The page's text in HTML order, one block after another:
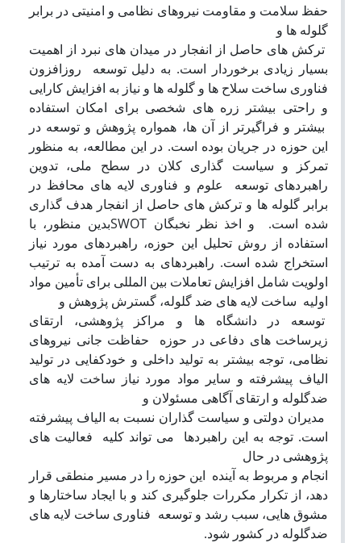
حفظ سلامت و مقاومت نیروهای نظامی و امنیتی در برابر
گلوله ها و
ترکش های حاصل از انفجار در میدان های نبرد از اهمیت
بسیار زیادی برخوردار است. به دلیل توسعه روزافزون
فناوری ساخت سلاح ها و گلوله ها و نیاز به افزایش کارایی
و راحتی بیشتر زره های شخصی برای امکان استفاده
بیشتر و فراگیرتر از آن ها، همواره پژوهش و توسعه در
این حوزه در جریان بوده است. در این مطالعه، به منظور
تمرکز و سیاست گذاری کلان در سطح ملی، تدوین
راهبردهای توسعه علوم و فناوری لایه های محافظ در
برابر گلوله ها و ترکش های حاصل از انفجار هدف گذاری
شده است. و اخذ نظر نخبگان SWOTبدین منظور، با
استفاده از روش تحلیل این حوزه، راهبردهای مورد نیاز
استخراج شده است. راهبردهای به دست آمده به ترتیب
اولویت شامل افزایش تعاملات بین المللی برای تأمین مواد
اولیه ساخت لایه های ضد گلوله، گسترش پژوهش و
توسعه در دانشگاه ها و مراکز پژوهشی، ارتقای
زیرساخت های دفاعی در حوزه حفاظت جانی نیروهای
نظامی، توجه بیشتر به تولید داخلی و خودکفایی در تولید
الیاف پیشرفته و سایر مواد مورد نیاز ساخت لایه های
ضدگلوله و ارتقای آگاهی مسئولان و
مدیران دولتی و سیاست گذاران نسبت به الیاف پیشرفته
است. توجه به این راهبردها می تواند کلیه فعالیت های
پژوهشی در حال
انجام و مربوط به آینده این حوزه را در مسیر منطقی قرار
دهد، از تکرار مکررات جلوگیری کند و با ایجاد ساختارها و
مشوق هایی، سبب رشد و توسعه فناوری ساخت لایه های
ضدگلوله در کشور شود.